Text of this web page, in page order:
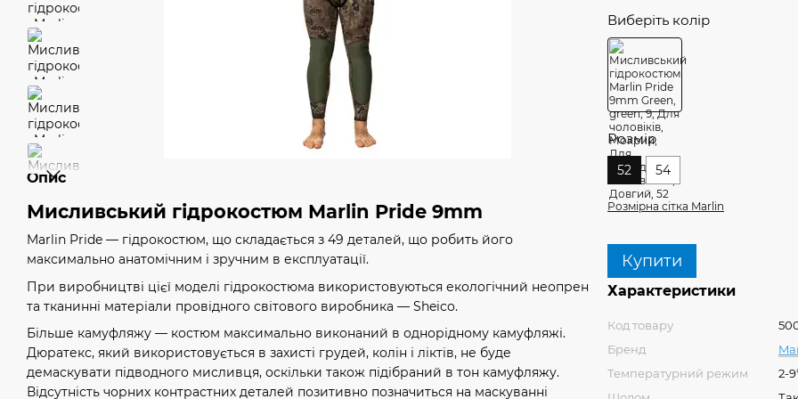
Опис
Мисливський гідрокостюм Marlin Pride 9mm
Marlin Pride — гідрокостюм, що складається з 49 деталей, що робить його
максимально анатомічним і зручним в експлуатації.
При виробництві цієї моделі гідрокостюма використовуються екологічний неопрен
та тканинні матеріали провідного світового виробника — Sheico.
Більше камуфляжу — костюм максимально виконаний в однорідному камуфляжі.
Дюратекс, який використовується в захисті грудей, колін і ліктів, не буде
демаскувати підводного мисливця, оскільки також підібраний в тон камуфляжу.
Відсутність чорних контрастних деталей позитивно позначиться на маскуванні
Виберіть колір
Розмір
52 54
Розмірна сітка Marlin
Купити
Характеристики
Код товару
Бренд
Температурний режим
2-